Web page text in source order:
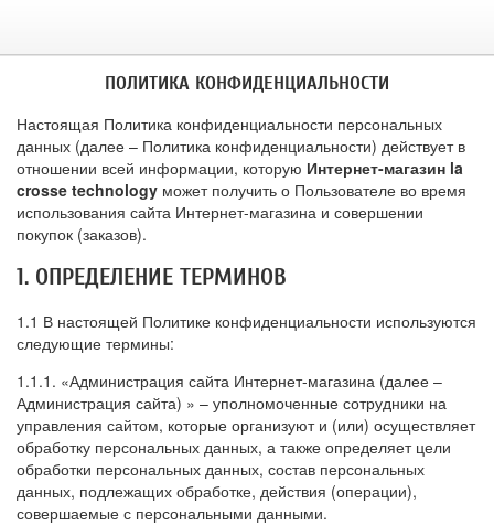
ПОЛИТИКА КОНФИДЕНЦИАЛЬНОСТИ
Настоящая Политика конфиденциальности персональных
данных (далее – Политика конфиденциальности) действует в
отношении всей информации, которую Интернет-магазин la
crosse technology может получить о Пользователе во время
использования сайта Интернет-магазина и совершении
покупок (заказов).
1. ОПРЕДЕЛЕНИЕ ТЕРМИНОВ
1.1 В настоящей Политике конфиденциальности используются
следующие термины:
1.1.1. «Администрация сайта Интернет-магазина (далее –
Администрация сайта) » – уполномоченные сотрудники на
управления сайтом, которые организуют и (или) осуществляет
обработку персональных данных, а также определяет цели
обработки персональных данных, состав персональных
данных, подлежащих обработке, действия (операции),
совершаемые с персональными данными.